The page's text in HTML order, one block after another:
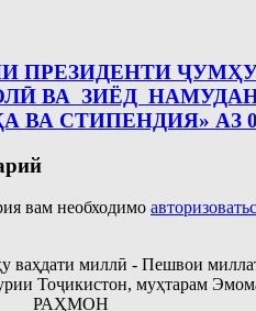
ПРЕЗИДЕНТИ
ВА ЗИЁД
СТИПЕНДИЯ» АЗ
вам необходимо
ваҳдати миллӣ - Пешвои
Тоҷикистон, муҳтарам
РАҲМОН